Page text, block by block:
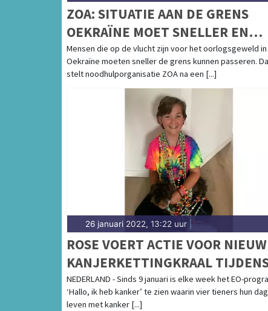
ZOA: SITUATIE AAN DE GRENS
OEKRAÏNE MOET SNELLER EN
BETER
Mensen die op de vlucht zijn voor het oorlogsgeweld in
Oekraïne moeten sneller de grens kunnen passeren.
stelt noodhulporganisatie ZOA na een [...]
26 januari 2022, 13:22 uur
ROSE VOERT ACTIE VOOR
KANJERKETTINGKRAAL
‘HALLO, IK HEB KANKER’
NEDERLAND - Sinds 9 januari is elke week het EO-
‘Hallo, ik heb kanker’ te zien waarin vier tieners hun
leven met kanker [...]